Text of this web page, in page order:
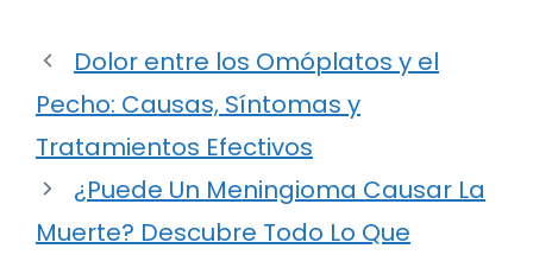
Dolor entre los Omóplatos y el
Pecho: Causas, Síntomas y
Tratamientos Efectivos
¿Puede Un Meningioma Causar La
Muerte? Descubre Todo Lo Que